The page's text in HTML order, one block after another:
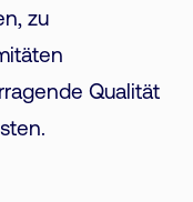
zu
Qualität